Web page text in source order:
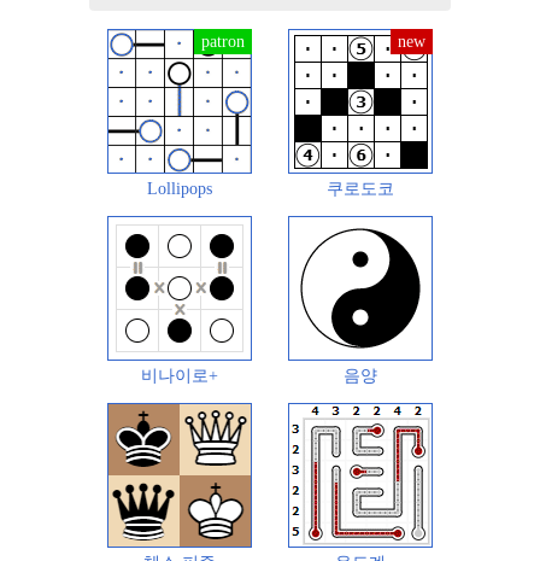
Lollipops 쿠로도코
비나이로+ 음양